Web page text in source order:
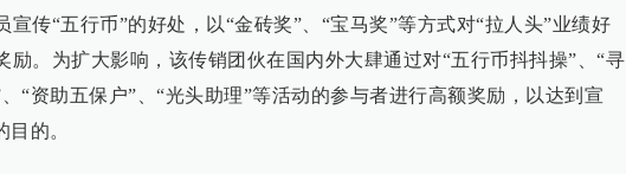
宣传“五行币”的好处，以“金砖奖”、“宝马奖”等方式对“拉人头”业绩好
励。为扩大影响，该传销团伙在国内外大肆通过对“五行币抖抖操”、“寻
“资助五保户”、“光头助理”等活动的参与者进行高额奖励，以达到宣
目的。